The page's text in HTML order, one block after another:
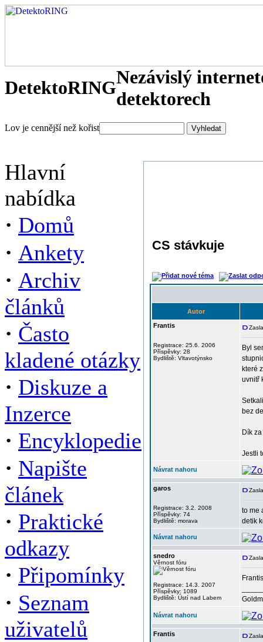
DetektoRINGNezávislý
detektorech
Lov je cennější než kořist
Hlavní
nabídka
· Domů
· Ankety
· Archiv
článků
· Často
kladené otázky
· Diskuze a
Inzerce
· Encyklopedie
· Napište
článek
· Praktické
odkazy
· Připomínky
· Seznam
uživatelů
CS stávkuje
Autor
Frantis
Registrace: 25.6. 2006
Příspěvky: 28
Bydliště: Vltavotýnsko
Byl
které
uvnitř
bez
Dík
Jestli
Návrat nahoru
garos
Registrace: 3.2. 2008
Příspěvky: 74
Bydliště: morava
to me
detik
Návrat nahoru
snedro
Věrnost fóru
Registrace: 14.3. 2007
Příspěvky: 1089
Bydliště: Ústí nad Labem
Návrat nahoru
Frantis